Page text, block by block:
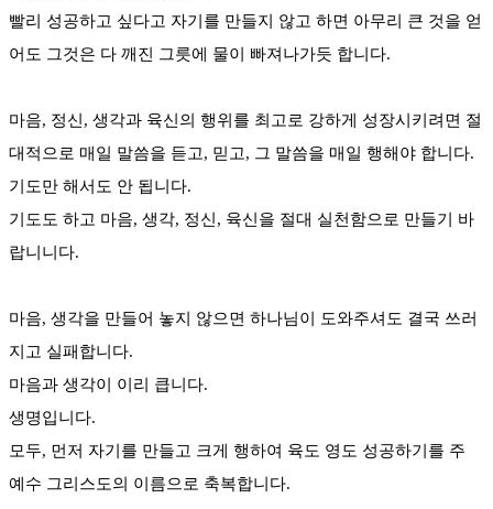
빨리 성공하고 싶다고 자기를 만들지 않고 하면 아무리 큰 것을 얻
어도 그것은 다 깨진 그릇에 물이 빠져나가듯 합니다.
마음, 정신, 생각과 육신의 행위를 최고로 강하게 성장시키려면 절
대적으로 매일 말씀을 듣고, 믿고, 그 말씀을 매일 행해야 합니다.
기도만 해서도 안 됩니다.
기도도 하고 마음, 생각, 정신, 육신을 절대 실천함으로 만들기 바
랍니니다.
마음, 생각을 만들어 놓지 않으면 하나님이 도와주셔도 결국 쓰러
지고 실패합니다.
마음과 생각이 이리 큽니다.
생명입니다.
모두, 먼저 자기를 만들고 크게 행하여 육도 영도 성공하기를 주
예수 그리스도의 이름으로 축복합니다.